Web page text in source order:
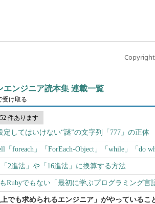
エンジニア読本集 連載一覧
受け取る
件あります
定してはいけない“謎”の文字列「777」の正体
「foreach」「ForEach-Object」「while」「do
2進法」や「16進法」に換算する方法
Rubyでもない「最初に学ぶプログラミング言
上でも求められるエンジニア」がやっているこ